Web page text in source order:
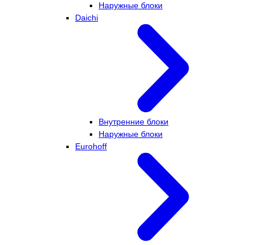
Наружные блоки
Daichi
Внутренние блоки
Наружные блоки
Eurohoff